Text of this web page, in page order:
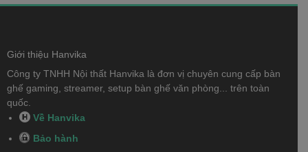
Giới thiệu Hanvika
Công ty TNHH Nội thất Hanvika là đơn vị chuyên cung cấp bàn
ghế gaming, streamer, setup bàn ghế văn phòng... trên toàn
quốc.
Về Hanvika
Bảo hành